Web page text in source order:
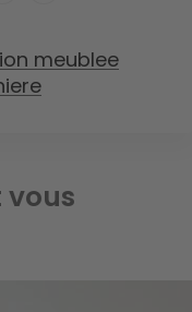
meublee
vous